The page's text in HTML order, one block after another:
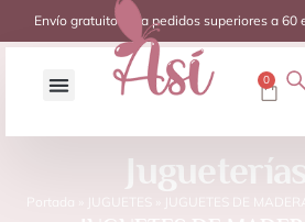
Envío gratuito para pedidos superiores a 60
0
Portada JUGUETES JUGUETES DE